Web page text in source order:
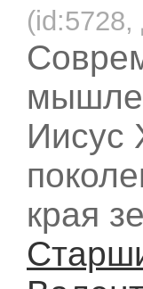
Иисус
края